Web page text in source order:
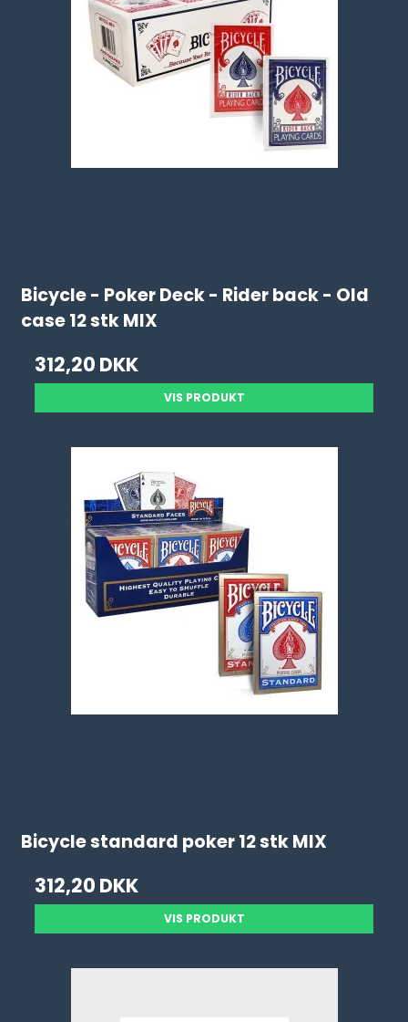
Bicycle - Poker Deck - Rider back - Old
case 12 stk MIX
312,20 DKK
VIS PRODUKT
Bicycle standard poker 12 stk MIX
312,20 DKK
VIS PRODUKT